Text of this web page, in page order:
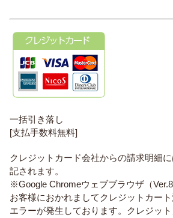
一括引き落し
[支払手数料無料]
クレジットカード会社からの請求明細
記されます。
※Google Chromeウェブブラウザ（
お客様におかれましてクレジットカー
エラーが発生しております。クレジッ